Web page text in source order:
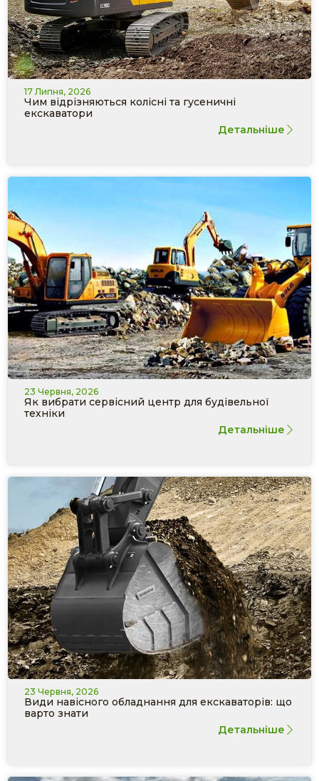
17 Липня, 2026
Чим відрізняються колісні та гусеничні
екскаватори
Детальніше
23 Червня, 2026
Як вибрати сервісний центр для будівельної
техніки
Детальніше
23 Червня, 2026
Види навісного обладнання для екскаваторів: що
варто знати
Детальніше